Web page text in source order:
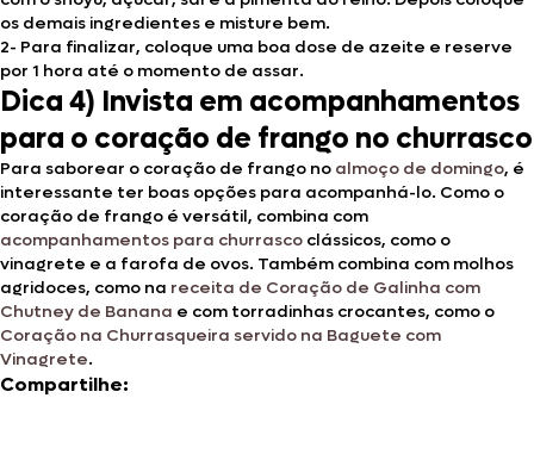
os demais ingredientes e misture bem.
2- Para finalizar, coloque uma boa dose de azeite e reserve
por 1 hora até o momento de assar.
Dica 4) Invista em acompanhamentos
para o coração de frango no churrasco
Para saborear o coração de frango no almoço de domingo, é
interessante ter boas opções para acompanhá-lo. Como o
coração de frango é versátil, combina com
acompanhamentos para churrasco clássicos, como o
vinagrete e a farofa de ovos. Também combina com molhos
agridoces, como na receita de Coração de Galinha com
Chutney de Banana e com torradinhas crocantes, como o
Coração na Churrasqueira servido na Baguete com
Vinagrete.
Compartilhe: